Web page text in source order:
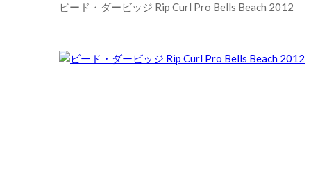
ビード・ダービッジ Rip Curl Pro Bells Beach 2012